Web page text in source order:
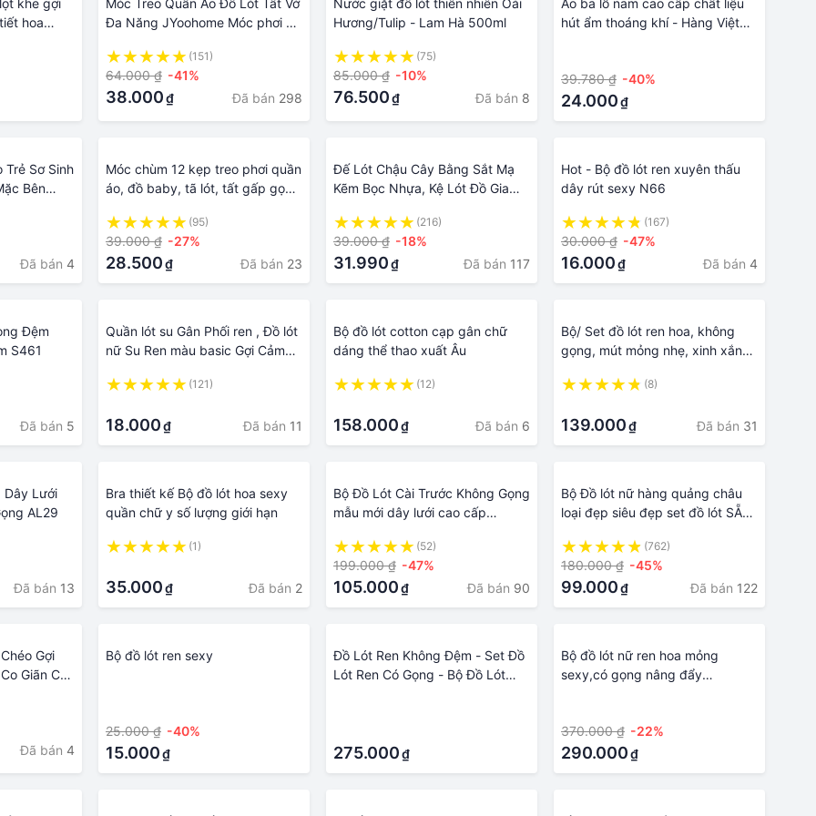
khe gợi
hoa
Móc Treo Quần Áo Đồ Lót Tất Vớ
Đa Năng JYoohome Móc phơi có
chống gió chống trượt
(151)
64.000 ₫ -41%
38.000₫ Đã bán 298
Nước giặt đồ lót thiên nhiên Oải
Hương/Tulip - Lam Hà 500ml
(75)
85.000 ₫ -10%
76.500₫ Đã bán 8
Áo ba lỗ nam cao cấp chất liệu
hút ẩm thoáng khí - Hàng Việt
nam – áo phông nam – đồ mặc
ngủ tại nhà
39.780 ₫ -40%
24.000₫
Trẻ Sơ Sinh
Bên
Đã bán 4
Móc chùm 12 kẹp treo phơi quần
áo, đồ baby, tã lót, tất gấp gọn
(95)
39.000 ₫ -27%
28.500₫ Đã bán 23
Đế Lót Chậu Cây Bằng Sắt Mạ
Kẽm Bọc Nhựa, Kệ Lót Đồ Gia
(216)
39.000 ₫ -18%
31.990₫ Đã bán 117
Hot - Bộ đồ lót ren xuyên thấu
dây rút sexy N66
(167)
30.000 ₫ -47%
16.000₫ Đã bán 4
Đệm
S461
Đã bán 5
Quần lót su Gân Phối ren , Đồ lót
nữ Su Ren màu basic Gợi Cảm
(121)
18.000₫ Đã bán 11
Bộ đồ lót cotton cạp gân chữ
dáng thể thao xuất Âu
(12)
158.000₫ Đã bán 6
Bộ/ Set đồ lót ren hoa, không
gọng, mút mỏng nhẹ, xinh xắn
(8)
139.000₫ Đã bán 31
Dây Lưới
AL29
Đã bán 13
Bra thiết kế Bộ đồ lót hoa sexy
quần chữ y số lượng giới hạn
(1)
35.000₫ Đã bán 2
Bộ Đồ Lót Cài Trước Không Gọng
mẫu mới dây lưới cao cấp
(52)
199.000 ₫ -47%
105.000₫ Đã bán 90
Bộ Đồ lót nữ hàng quảng châu
loại đẹp siêu đẹp set đồ lót SẴN
(762)
180.000 ₫ -45%
99.000₫ Đã bán 122
Gợi
Giãn Cao
Đã bán 4
Bộ đồ lót ren sexy
25.000 ₫ -40%
15.000₫
Đồ Lót Ren Không Đệm - Set Đồ
Lót Ren Có Gọng - Bộ Đồ Lót
275.000₫
Bộ đồ lót nữ ren hoa mỏng
sexy,có gọng nâng đẩy
370.000 ₫ -22%
290.000₫